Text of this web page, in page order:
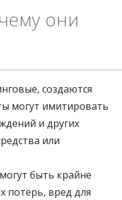
они
создаются
могут имитировать
и других
или
быть крайне
потерь, вред для